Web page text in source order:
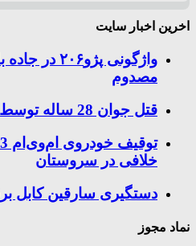
اخرین اخبار سایت
مصدوم
قتل جوان 28 ساله توسط قاتل 15 ساله در کازرون
خلافی در سروستان
دستگیری سارقین کابل
نماد مجوز